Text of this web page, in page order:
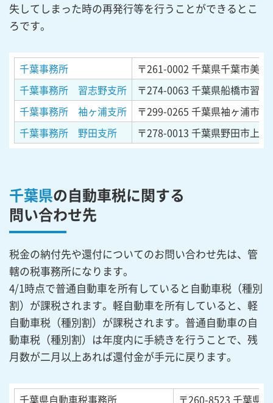
失してしまった時の再発行等を行うことができるとこ
ろです。
千葉事務所 〒261-0002 千葉県千葉市美
千葉事務所 習志野支所
〒274-0063 千葉県船橋市習
千葉事務所 袖ヶ浦支所
〒299-0265 千葉県袖ヶ浦市
千葉事務所 野田支所
〒278-0013 千葉県野田市上
千葉県の自動車税に関する
問い合わせ先
税金の納付先や還付についてのお問い合わせ先は、管
轄の税事務所になります。
4/1時点で普通自動車を所有していると自動車税（種別
割）が課税されます。軽自動車を所有していると、軽
自動車税（種別割）が課税されます。普通自動車の自
動車税（種別割）は年度内に手続きを行うことで、残
月数が二月以上あれば還付金が手元に戻ります。
千葉県自動車税事務所 〒260-8523 千葉県